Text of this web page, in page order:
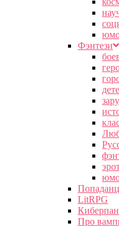
Фэнтези
LitRPG
Про